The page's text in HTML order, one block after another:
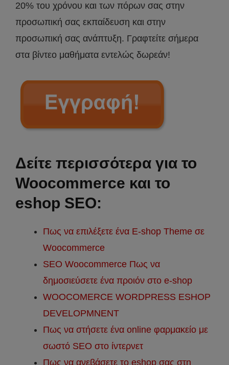
20% του χρόνου και των πόρων σας στην
προσωπική σας εκπαίδευση και στην
προσωπική σας ανάπτυξη. Γραφτείτε σήμερα
στα βίντεο μαθήματα εντελώς δωρεάν!
Δείτε περισσότερα για το
Woocommerce και το
eshop SEO:
Πως να επιλέξετε ένα E-shop Theme σε
Woocommerce
SEO Woocommerce Πως να
δημοσιεύσετε ένα προιόν στο e-shop
WOOCOMERCE WORDPRESS ESHOP
DEVELOPMNENT
Πως να στήσετε ένα online φαρμακείο με
σωστό SEO στο ίντερνετ
Πως να ανεβάσετε το eshop σας στη